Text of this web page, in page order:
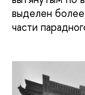
выделен
части